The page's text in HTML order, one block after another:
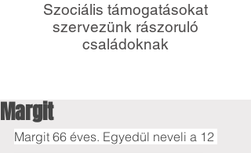
Szociális támogatásokat
szervezünk rászoruló
családoknak
Margit
Margit 66 éves. Egyedül neveli a 12